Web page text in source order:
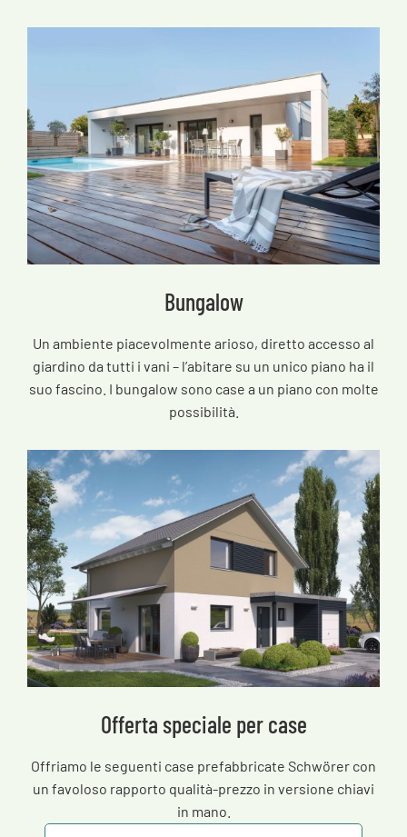
Bungalow
Un ambiente piacevolmente arioso, diretto accesso al
giardino da tutti i vani – l’abitare su un unico piano ha il
suo fascino. I bungalow sono case a un piano con molte
possibilità.
Offerta speciale per case
Offriamo le seguenti case prefabbricate Schwörer con
un favoloso rapporto qualità-prezzo in versione chiavi
in mano.